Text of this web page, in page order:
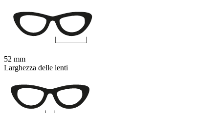
52 mm
Larghezza delle lenti